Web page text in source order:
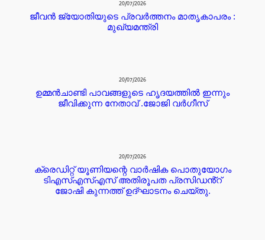
20/07/2026
ജീവൻ ജ്യോതിയുടെ പ്രവർത്തനം മാതൃകാപരം :
മുഖ്യമന്ത്രി
20/07/2026
ഉമ്മൻചാണ്ടി പാവങ്ങളുടെ ഹൃദയത്തിൽ ഇന്നും
ജീവിക്കുന്ന നേതാവ് .ജോജി വർഗീസ്
20/07/2026
ക്രെഡിറ്റ് യൂണിയന്റെ വാർഷിക പൊതുയോഗം
ടിഎസ്എസ്എസ് അതിരൂപത പ്രസിഡൻ്റ്
ജോഷി കുന്നത്ത് ഉദ്ഘാടനം ചെയ്തു.